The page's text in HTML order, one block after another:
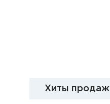
Хиты продаж